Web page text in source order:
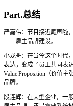
Part.总结
严嘉伟：节目接近尾声啦
——雇主品牌建设。
小龙哥：在当今这个时代
表达，变成了员工共同表
Value Proposition（价值
品牌。
段连辉：在大型企业，一